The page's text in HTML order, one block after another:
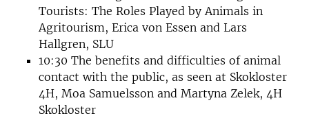
Tourists: The Roles Played by Animals in
Agritourism, Erica von Essen and Lars
Hallgren, SLU
10:30 The benefits and difficulties of animal
contact with the public, as seen at Skokloster
4H, Moa Samuelsson and Martyna Zelek, 4H
Skokloster